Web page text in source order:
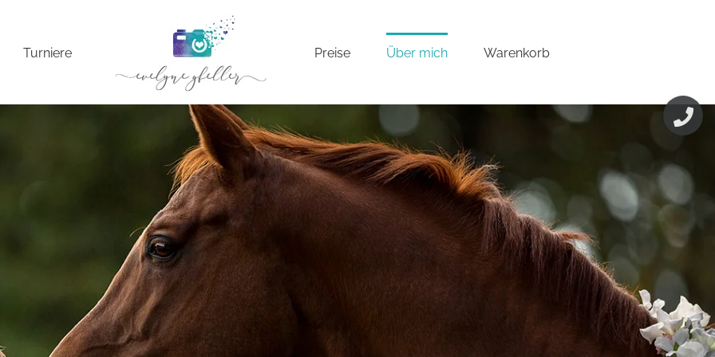
Turniere Preise Über mich Warenkorb
Toggle
Sliding
Area